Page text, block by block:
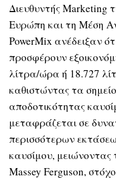
Διευθυντής Marketing
Ευρώπη και τη Μέση
PowerMix ανέδειξαν
προσφέρουν
λίτρα/ώρα ή 18.727
καθιστώντας τα
αποδοτικότητας
μεταφράζεται σε
περισσότερων
καυσίμου, μειώνοντας
Massey Ferguson,